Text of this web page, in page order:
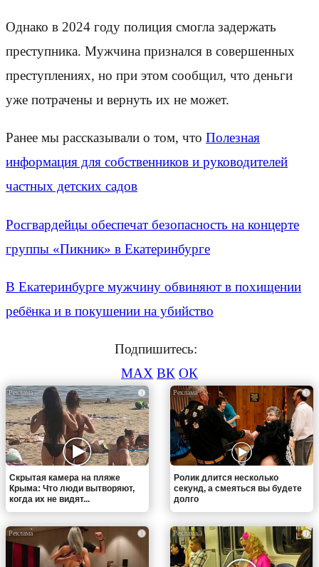
Однако в 2024 году полиция смогла задержать
преступника. Мужчина признался в совершенных
преступлениях, но при этом сообщил, что деньги
уже потрачены и вернуть их не может.
Ранее мы рассказывали о том, что Полезная
информация для собственников и руководителей
частных детских садов
Росгвардейцы обеспечат безопасность на концерте
группы «Пикник» в Екатеринбурге
В Екатеринбурге мужчину обвиняют в похищении
ребёнка и в покушении на убийство
Подпишитесь:
MAX ВК ОК
i
Скрытая камера на пляже
Крыма: Что люди вытворяют,
когда их не видят...
i
Ролик длится несколько
секунд, а смеяться вы будете
долго
i i